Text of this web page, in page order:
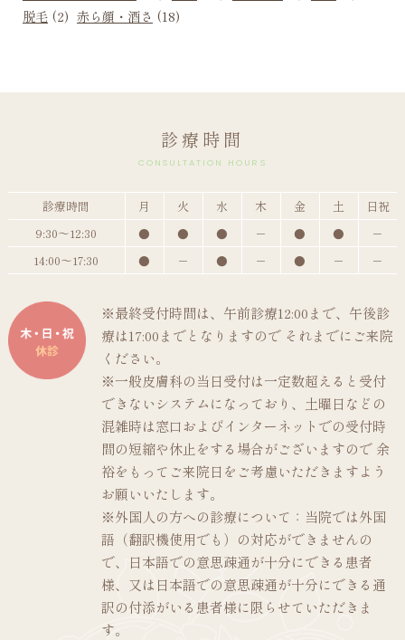
脱毛 (2) 赤ら顔・酒さ (18)
診療時間
CONSULTATION HOURS
診療時間 月 火 水 木 金 土
日祝
9:30～12:30
● ● ● － ● ●
－
14:00～17:30
● － ● － ● － －
※最終受付時間は、午前診療12:00まで、午後診
療は17:00までとなりますので それまでにご来院
ください。
※一般皮膚科の当日受付は一定数超えると受付
できないシステムになっており、土曜日などの
混雑時は窓口およびインターネットでの受付時
間の短縮や休止をする場合がございますので 余
裕をもってご来院日をご考慮いただきますよう
お願いいたします。
※外国人の方への診療について：当院では外国
語（翻訳機使用でも）の対応ができませんの
で、日本語での意思疎通が十分にできる患者
様、又は日本語での意思疎通が十分にできる通
訳の付添がいる患者様に限らせていただきま
す。